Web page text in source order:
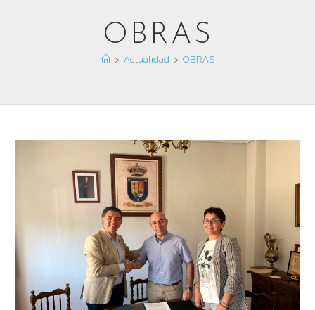
OBRAS
> Actualidad > OBRAS